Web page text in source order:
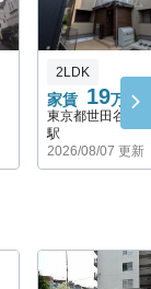
家賃 19万円
2LDK
東京都世田谷区
駅
2026/08/07 更新